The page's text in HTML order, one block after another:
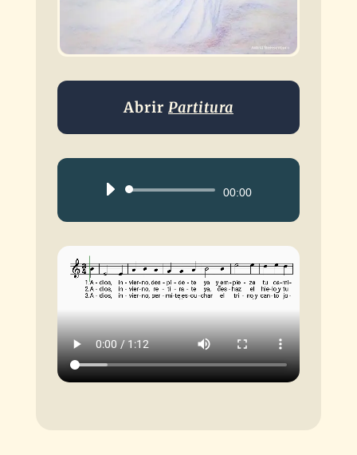
Abrir Partitura
Reproductor00:00